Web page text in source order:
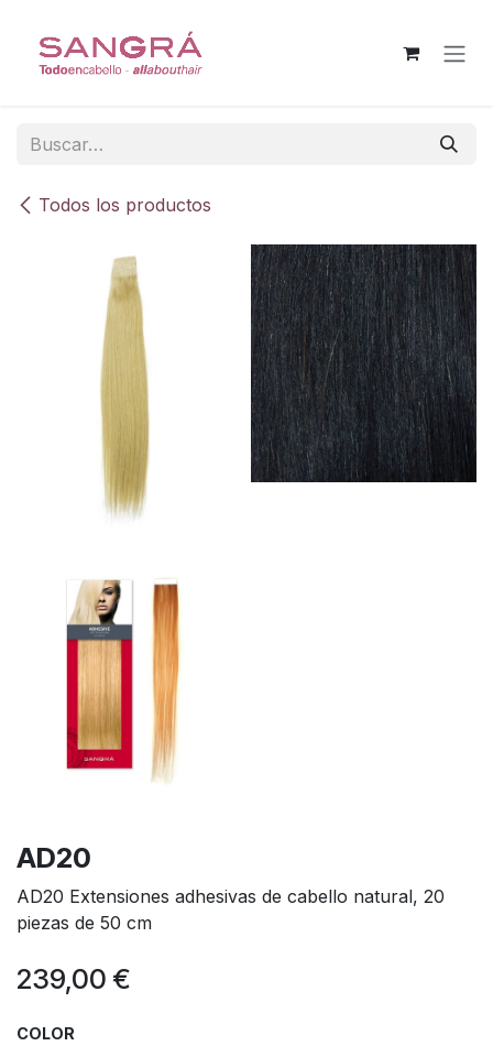
Todos los productos
AD20
AD20 Extensiones adhesivas de cabello natural, 20
piezas de 50 cm
239,00 €
COLOR